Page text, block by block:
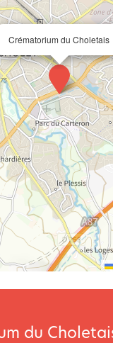
Crématorium du Choletais
du